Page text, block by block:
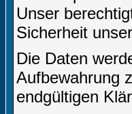
Unser
Sicherheit
Die Daten
Aufbewahrung
endgültigen